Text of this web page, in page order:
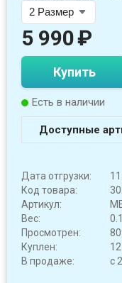
5 990₽
Купить
Есть в наличии
Доступные
Дата отгрузки:
Код товара:
Артикул:
Вес:
Просмотрен:
Куплен:
В продаже:
с